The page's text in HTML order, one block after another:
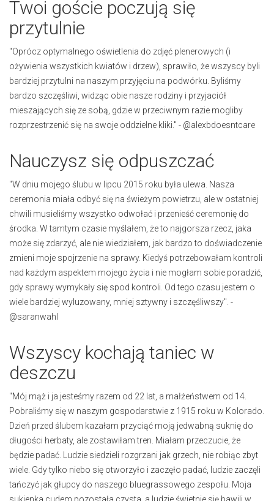
Twoi goście poczują się
przytulnie
"Oprócz optymalnego oświetlenia do zdjęć plenerowych (i
ożywienia wszystkich kwiatów i drzew), sprawiło, że wszyscy byli
bardziej przytulni na naszym przyjęciu na podwórku. Byliśmy
bardzo szczęśliwi, widząc obie nasze rodziny i przyjaciół
mieszających się ze sobą, gdzie w przeciwnym razie mogliby
rozprzestrzenić się na swoje oddzielne kliki." - @alexbdoesntcare
Nauczysz się odpuszczać
"W dniu mojego ślubu w lipcu 2015 roku była ulewa. Nasza
ceremonia miała odbyć się na świeżym powietrzu, ale w ostatniej
chwili musieliśmy wszystko odwołać i przenieść ceremonię do
środka. W tamtym czasie myślałem, że to najgorsza rzecz, jaka
może się zdarzyć, ale nie wiedziałem, jak bardzo to doświadczenie
zmieni moje spojrzenie na sprawy. Kiedyś potrzebowałam kontroli
nad każdym aspektem mojego życia i nie mogłam sobie poradzić,
gdy sprawy wymykały się spod kontroli. Od tego czasu jestem o
wiele bardziej wyluzowany, mniej sztywny i szczęśliwszy". -
@saranwahl
Wszyscy kochają taniec w
deszczu
"Mój mąż i ja jesteśmy razem od 22 lat, a małżeństwem od 14.
Pobraliśmy się w naszym gospodarstwie z 1915 roku w Kolorado.
Dzień przed ślubem kazałam przyciąć moją jedwabną suknię do
długości herbaty, ale zostawiłam tren. Miałam przeczucie, że
będzie padać. Ludzie siedzieli rozgrzani jak grzech, nie robiąc zbyt
wiele. Gdy tylko niebo się otworzyło i zaczęło padać, ludzie zaczęli
tańczyć jak głupcy do naszego bluegrassowego zespołu. Moja